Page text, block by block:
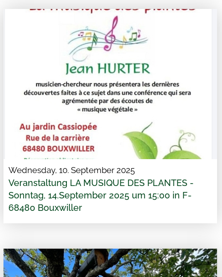
Wednesday, 10. September 2025
Veranstaltung LA MUSIQUE DES PLANTES -
Sonntag, 14.September 2025 um 15:00 in F-
68480 Bouxwiller